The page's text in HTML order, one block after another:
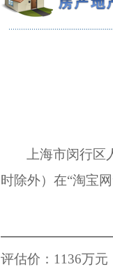
上海市闵行
时除外）在“淘宝网
评估价： 1136万元